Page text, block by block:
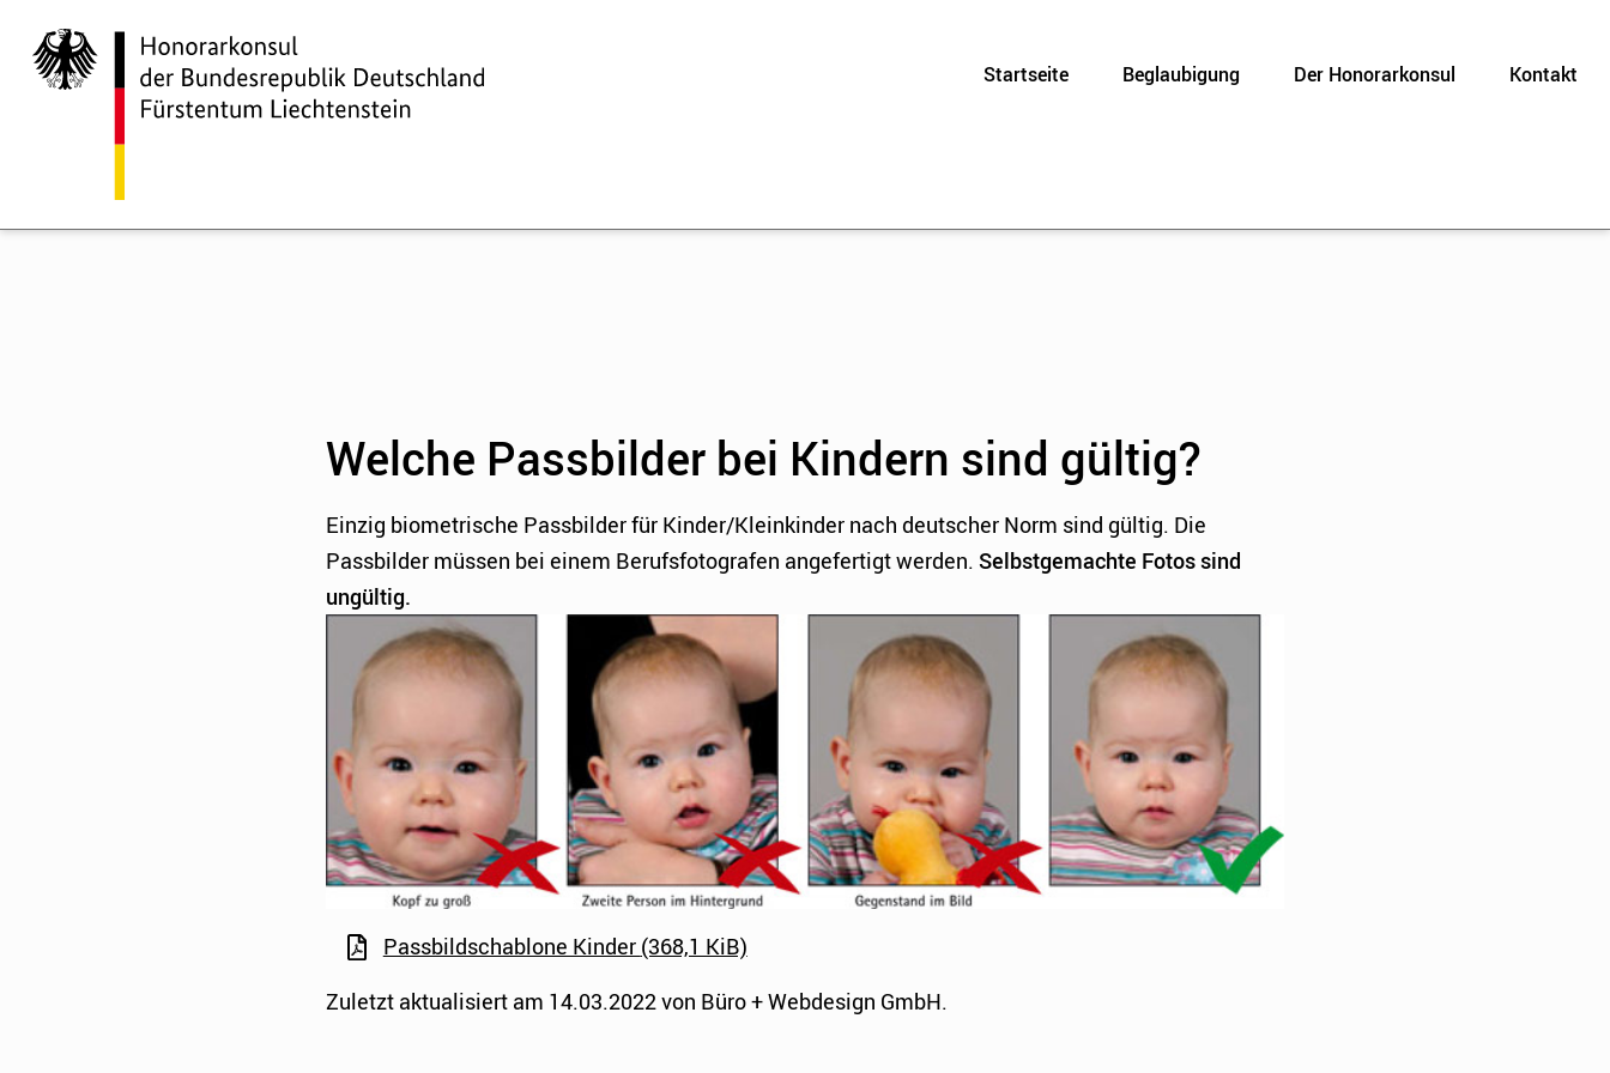
Startseite Beglaubigung Der Honorarkonsul Kontakt
Welche Passbilder bei Kindern sind gültig?
Einzig biometrische Passbilder für Kinder/Kleinkinder nach deutscher Norm sind gültig. Die
Passbilder müssen bei einem Berufsfotografen angefertigt werden. Selbstgemachte Fotos sind
ungültig.
Passbildschablone Kinder (368,1 KiB)
Zuletzt aktualisiert am 14.03.2022 von Büro + Webdesign GmbH.